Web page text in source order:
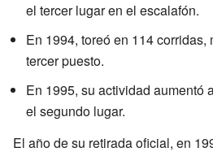
el tercer lugar en el escalafón.
En 1994, toreó en 114
tercer puesto.
En 1995, su actividad aumentó
el segundo lugar.
El año de su retirada oficial, en